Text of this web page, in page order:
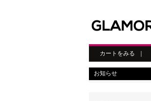
カートをみる
お知らせ